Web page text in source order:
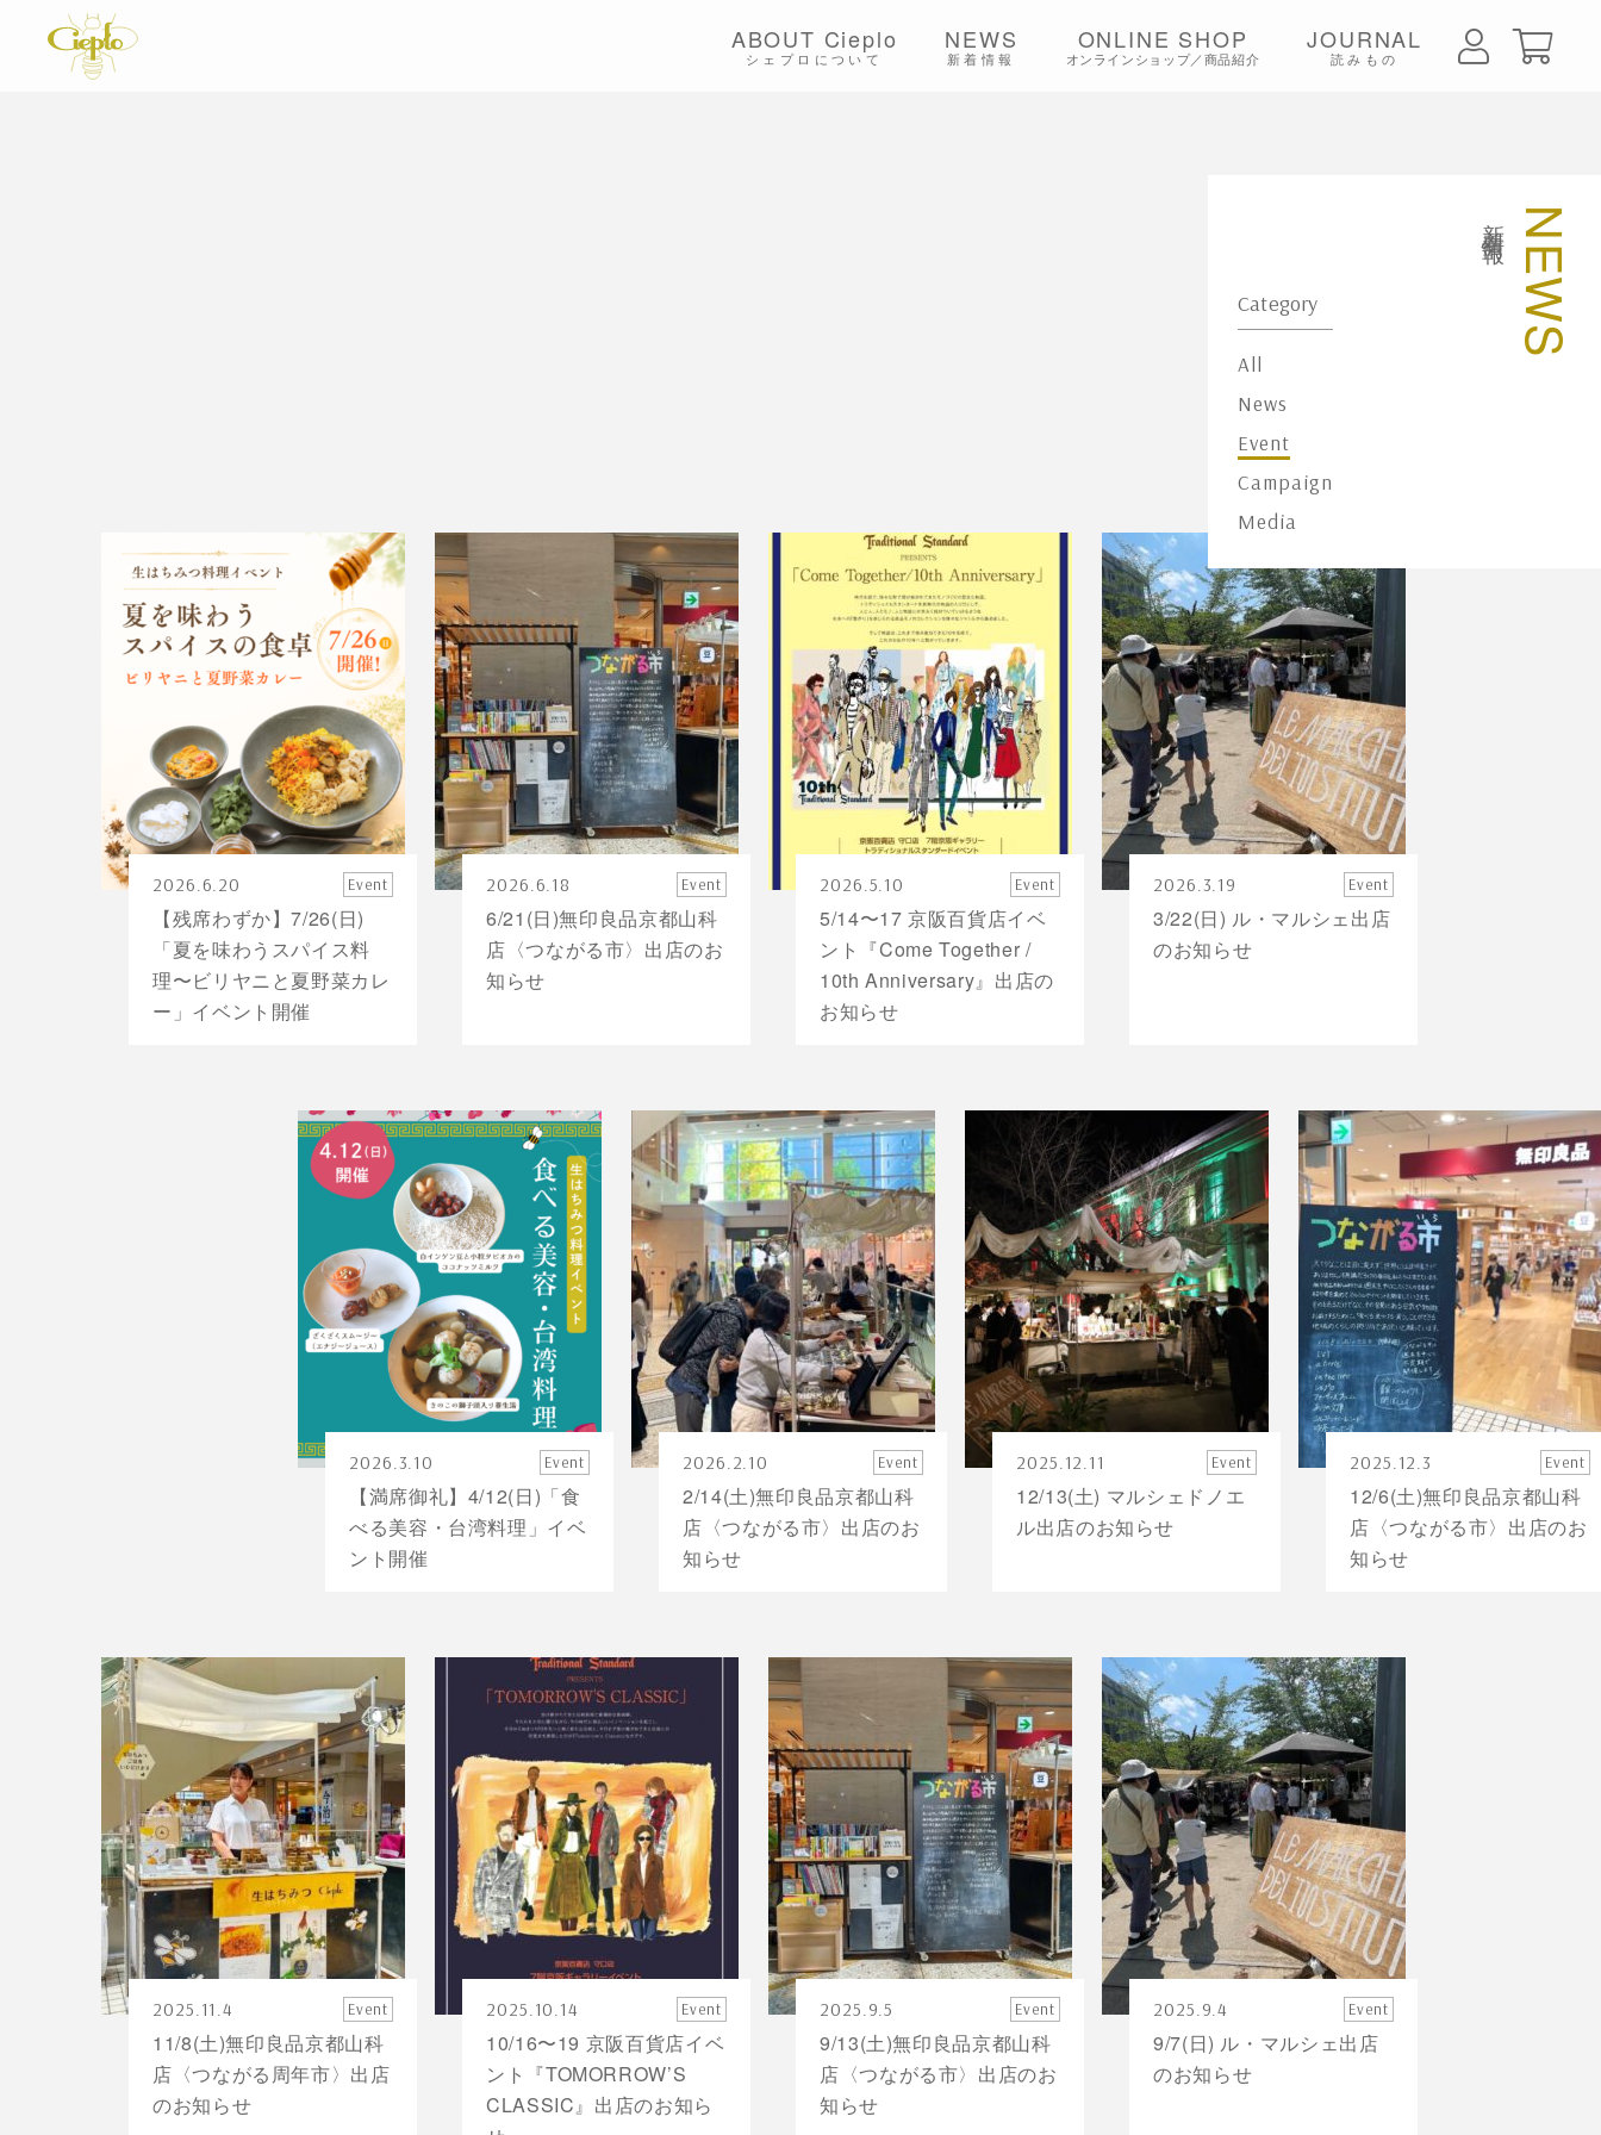
ABOUT Cieplo
シェプロについて
NEWS
新着情報
ONLINE SHOP
オンラインショップ／商品紹介
JOURNAL
読みもの
NEWS
新着情報
Category
All
News
Event
Campaign
Media
2026.6.20 Event
【残席わずか】7/26(日)
「夏を味わうスパイス料
理〜ビリヤニと夏野菜カレ
ー」イベント開催
2026.6.18 Event
6/21(日)無印良品京都山科
店〈つながる市〉出店のお
知らせ
2026.5.10 Event
5/14〜17 京阪百貨店イベ
ント『Come Together /
10th Anniversary』出店の
お知らせ
2026.3.19 Event
3/22(日) ル・マルシェ出店
のお知らせ
2026.3.10 Event
【満席御礼】4/12(日)「食
べる美容・台湾料理」イベ
ント開催
2026.2.10 Event
2/14(土)無印良品京都山科
店〈つながる市〉出店のお
知らせ
2025.12.11 Event
12/13(土) マルシェドノエ
ル出店のお知らせ
2025.12.3 Event
12/6(土)無印良品京都山科
店〈つながる市〉出店のお
知らせ
2025.11.4 Event
11/8(土)無印良品京都山科
店〈つながる周年市〉出店
のお知らせ
2025.10.14 Event
10/16〜19 京阪百貨店イベ
ント『TOMORROW’S
CLASSIC』出店のお知ら
2025.9.5 Event
9/13(土)無印良品京都山科
店〈つながる市〉出店のお
知らせ
2025.9.4 Event
9/7(日) ル・マルシェ出店
のお知らせ